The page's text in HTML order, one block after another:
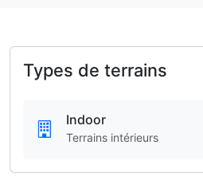
Types de terrains
Indoor
Terrains intérieurs